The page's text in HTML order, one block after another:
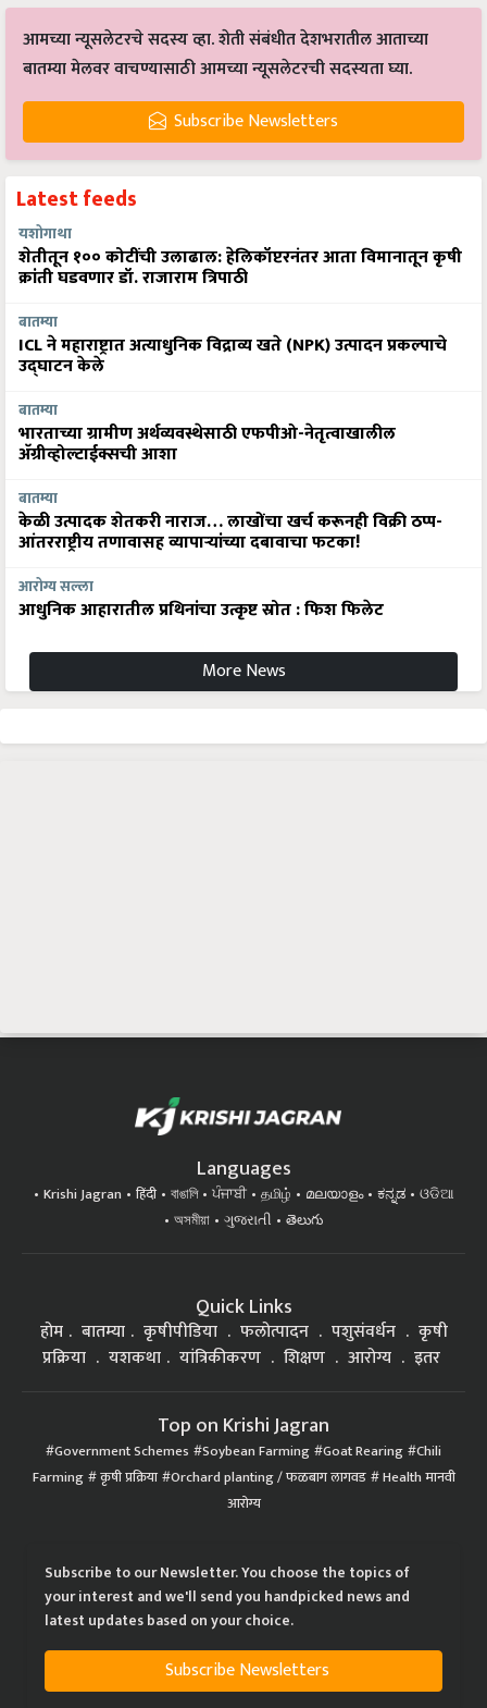
आमच्या न्यूसलेटरचे सदस्य व्हा. शेती संबंधीत देशभरातील आताच्या
बातम्या मेलवर वाचण्यासाठी आमच्या न्यूसलेटरची सदस्यता घ्या.
Subscribe Newsletters
Latest feeds
यशोगाथा
शेतीतून १०० कोटींची उलाढाल: हेलिकॉप्टरनंतर आता विमानातून कृषी
क्रांती घडवणार डॉ. राजाराम त्रिपाठी
बातम्या
ICL ने महाराष्ट्रात अत्याधुनिक विद्राव्य खते (NPK) उत्पादन प्रकल्पाचे
उद्घाटन केले
बातम्या
भारताच्या ग्रामीण अर्थव्यवस्थेसाठी एफपीओ-नेतृत्वाखालील
अ‍ॅग्रीव्होल्टाईक्सची आशा
बातम्या
केळी उत्पादक शेतकरी नाराज… लाखोंचा खर्च करूनही विक्री ठप्प-
आंतरराष्ट्रीय तणावासह व्यापाऱ्यांच्या दबावाचा फटका!
आरोग्य सल्ला
आधुनिक आहारातील प्रथिनांचा उत्कृष्ट स्रोत : फिश फिलेट
More News
Languages
Krishi Jagran हिंदी বাঙালি ਪੰਜਾਬੀ தமிழ் മലയാളം ಕನ್ನಡ
ଓଡିଆ
অসমীয়া
ગુજરાતી తెలుగు
Quick Links
होम बातम्या कृषीपीडिया फलोत्पादन पशुसंवर्धन
कृषी
प्रक्रिया
यशकथा यांत्रिकीकरण शिक्षण आरोग्य इतर
Top on Krishi Jagran
Government Schemes Soybean Farming Goat Rearing Chili
Farming कृषी प्रक्रिया Orchard planting / फळबाग लागवड Health मानवी
आरोग्य
Subscribe to our Newsletter. You choose the topics of
your interest and we'll send you handpicked news and
latest updates based on your choice.
Subscribe Newsletters